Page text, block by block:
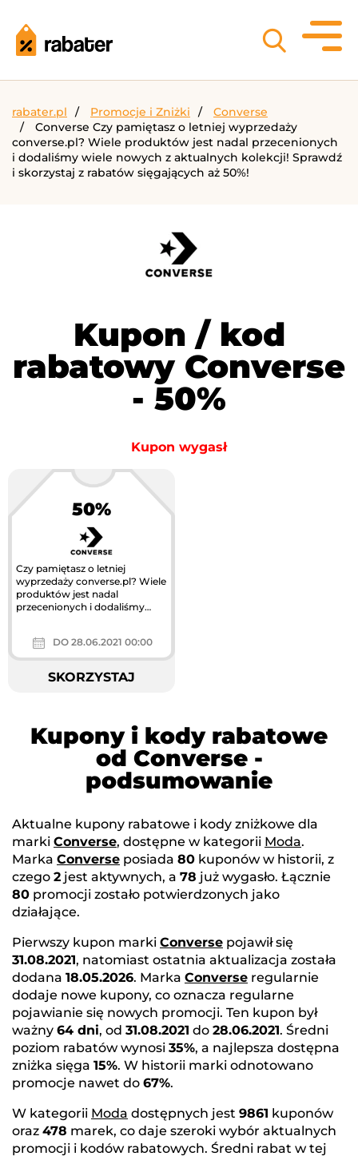
rabater.pl Promocje i Zniżki
Converse
Converse Czy pamiętasz o letniej wyprzedaży
converse.pl? Wiele produktów jest nadal przecenionych
i dodaliśmy wiele nowych z aktualnych kolekcji! Sprawdź
i skorzystaj z rabatów sięgających aż 50%!
Kupon / kod
rabatowy Converse
- 50%
Kupon wygasł
50%
Czy pamiętasz o letniej
wyprzedaży converse.pl? Wiele
produktów jest nadal
przecenionych i dodaliśmy
DO 28.06.2021 00:00
SKORZYSTAJ
Kupony i kody rabatowe
od Converse -
podsumowanie
Aktualne kupony rabatowe i kody zniżkowe dla
marki Converse, dostępne w kategorii Moda.
Marka Converse posiada 80 kuponów w historii, z
czego 2 jest aktywnych, a 78 już wygasło. Łącznie
80 promocji zostało potwierdzonych jako
działające.
Pierwszy kupon marki Converse pojawił się
31.08.2021, natomiast ostatnia aktualizacja została
dodana 18.05.2026. Marka Converse regularnie
dodaje nowe kupony, co oznacza regularne
pojawianie się nowych promocji. Ten kupon był
ważny 64 dni, od 31.08.2021 do 28.06.2021. Średni
poziom rabatów wynosi 35%, a najlepsza dostępna
zniżka sięga 15%. W historii marki odnotowano
promocje nawet do 67%.
W kategorii Moda dostępnych jest 9861 kuponów
oraz 478 marek, co daje szeroki wybór aktualnych
promocji i kodów rabatowych. Średni rabat w tej